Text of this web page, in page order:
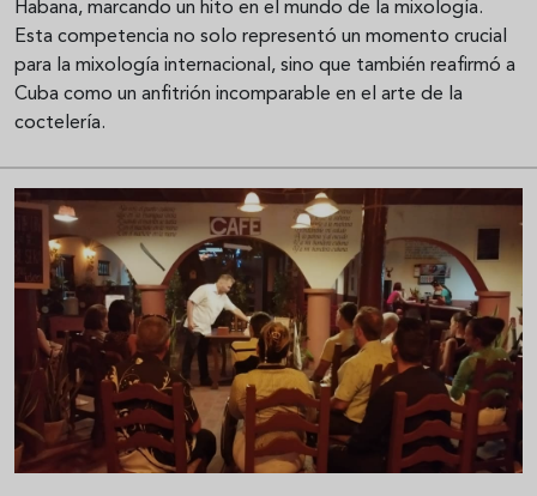
Habana, marcando un hito en el mundo de la mixología.
Esta competencia no solo representó un momento crucial
para la mixología internacional, sino que también reafirmó a
Cuba como un anfitrión incomparable en el arte de la
coctelería.